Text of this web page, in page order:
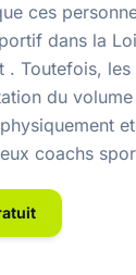
ces
dans la
Toutefois,
du
coachs